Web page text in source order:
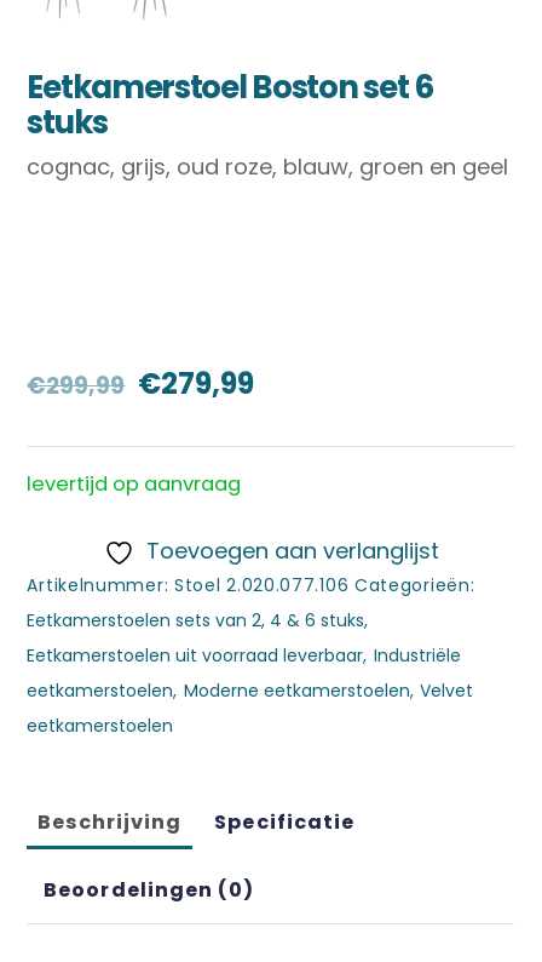
Eetkamerstoel Boston set 6
stuks
cognac, grijs, oud roze, blauw, groen en geel
€299,99 Oorspronkelijke
was:
€279,99Huidige
levertijd op aanvraag
Toevoegen aan verlanglijst
Artikelnummer: Stoel 2.020.077.106 Categorieën:
Eetkamerstoelen sets van 2, 4 & 6 stuks,
Eetkamerstoelen uit voorraad leverbaar, Industriële
eetkamerstoelen, Moderne eetkamerstoelen,Velvet
eetkamerstoelen
Beschrijving Specificatie
Beoordelingen (0)